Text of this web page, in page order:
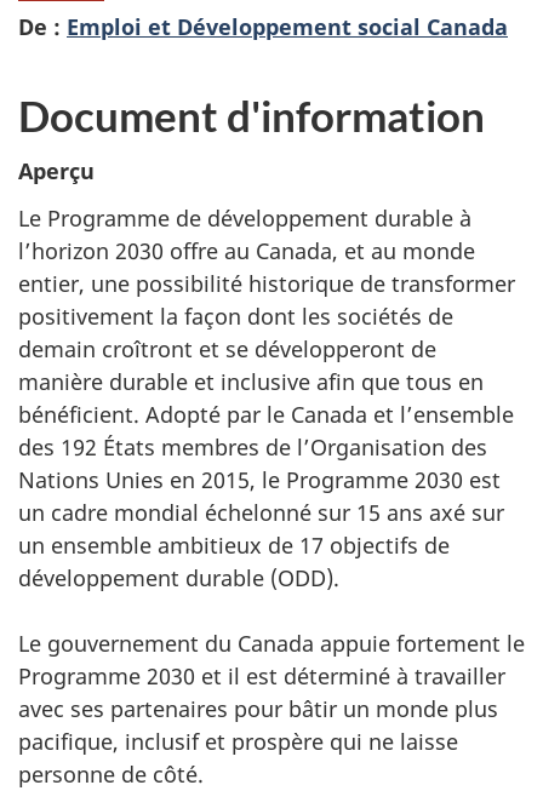
De : Emploi et Développement social Canada
Document d'information
Aperçu
Le Programme de développement durable à
l’horizon 2030 offre au Canada, et au monde
entier, une possibilité historique de transformer
positivement la façon dont les sociétés de
demain croîtront et se développeront de
manière durable et inclusive afin que tous en
bénéficient. Adopté par le Canada et l’ensemble
des 192 États membres de l’Organisation des
Nations Unies en 2015, le Programme 2030 est
un cadre mondial échelonné sur 15 ans axé sur
un ensemble ambitieux de 17 objectifs de
développement durable (ODD).
Le gouvernement du Canada appuie fortement le
Programme 2030 et il est déterminé à travailler
avec ses partenaires pour bâtir un monde plus
pacifique, inclusif et prospère qui ne laisse
personne de côté.